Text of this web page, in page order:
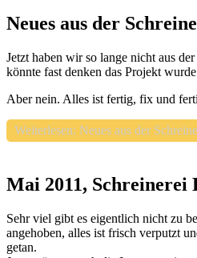
Neues aus der
Jetzt haben wir so lange nicht aus
könnte fast denken das Projekt
Aber nein. Alles ist fertig, fix und
Weiterlesen: Neues aus der
Mai 2011, Schreinerei
Sehr viel gibt es eigentlich nicht zu
angehoben, alles ist frisch verputzt
getan.